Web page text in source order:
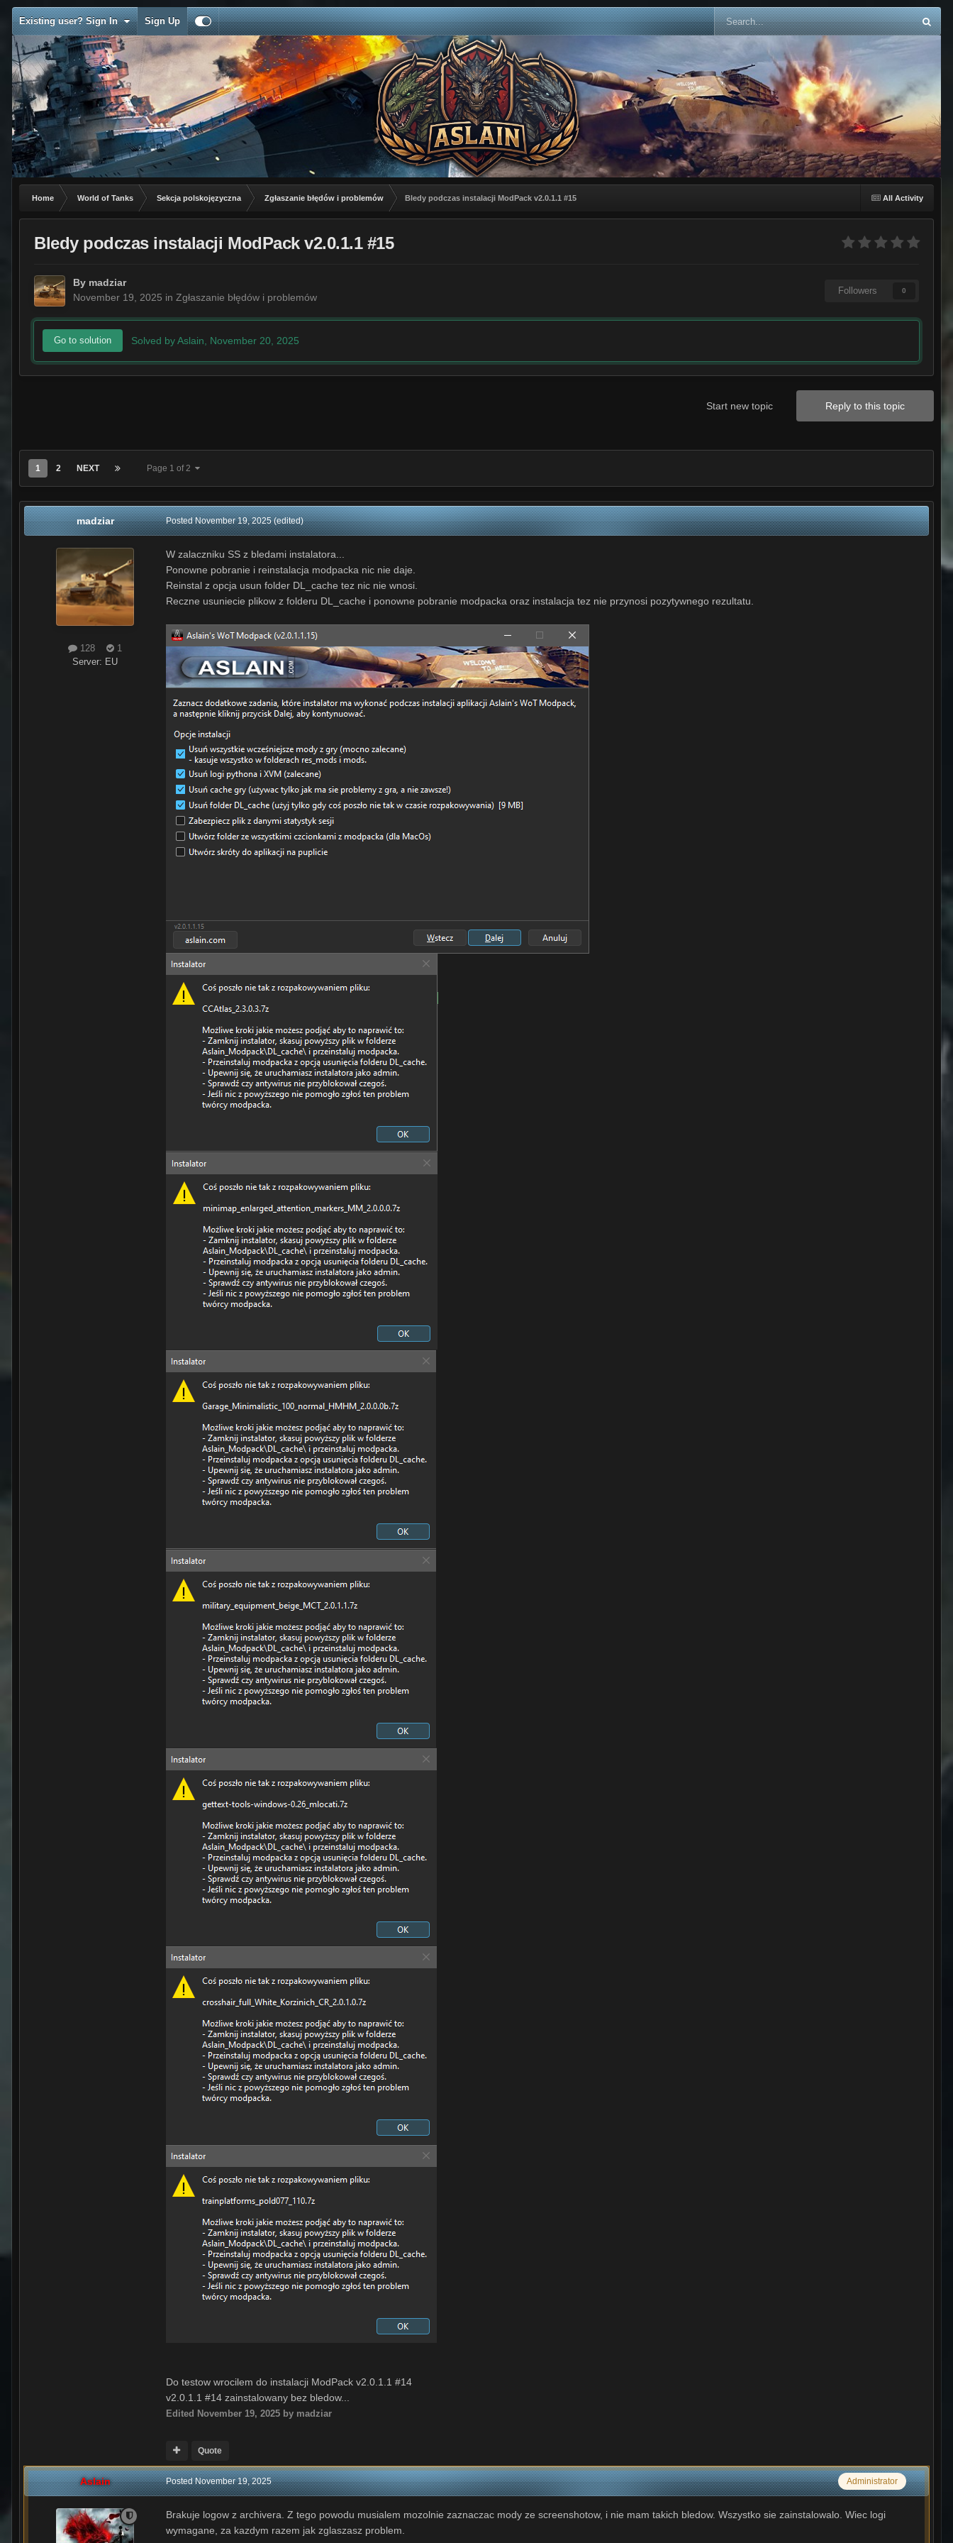
Existing user? Sign In Sign Up
All Activity
Home World of Tanks Sekcja polskojęzyczna Zgłaszanie błędów i problemów Bledy podczas instalacji ModPack v2.0.1.1 #15
Bledy podczas instalacji ModPack v2.0.1.1 #15
By madziar
November 19, 2025 in Zgłaszanie błędów i problemów
Followers 0
Go to solution Solved by Aslain, November 20, 2025
Reply to this topic
Start new topic
1 2 NEXT Page 1 of 2
madziar
128
1
Server: EU
PostedNovember 19, 2025 (edited)
W zalaczniku SS z bledami instalatora...
Ponowne pobranie i reinstalacja modpacka nic nie daje.
Reinstal z opcja usun folder DL_cache tez nic nie wnosi.
Reczne usuniecie plikow z folderu DL_cache i ponowne pobranie modpacka oraz instalacja tez nie przynosi pozytywnego rezultatu.
Do testow wrocilem do instalacji ModPack v2.0.1.1 #14
v2.0.1.1 #14 zainstalowany bez bledow...
Edited November 19, 2025 by madziar
Quote
Aslain Administrator
PostedNovember 19, 2025
Brakuje logow z archivera. Z tego powodu musialem mozolnie zaznaczac mody ze screenshotow, i nie mam takich bledow. Wszystko sie zainstalowalo. Wiec logi
wymagane, za kazdym razem jak zglaszasz problem.